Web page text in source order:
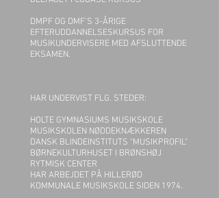
DMPF OG DMF'S 3-ÅRIGE
EFTERUDDANNELSESKURSUS FOR
MUSIKUNDERVISERE MED AFSLUTTENDE
EKSAMEN.
HAR UNDERVIST FLG. STEDER:
HOLTE GYMNASIUMS MUSIKSKOLE
MUSIKSKOLEN NØDDEKNÆKKEREN
DANSK BLINDEINSTITUTS "MUSIKPROFIL"
BØRNEKULTURHUSET I BRØNSHØJ
RYTMISK CENTER
HAR ARBEJDET PÅ HILLERØD
KOMMUNALE MUSIKSKOLE SIDEN 1974.